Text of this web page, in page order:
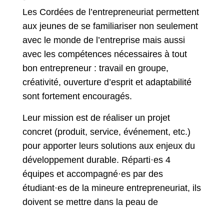
Les Cordées de l’entrepreneuriat permettent
aux jeunes de se familiariser non seulement
avec le monde de l’entreprise mais aussi
avec les compétences nécessaires à tout
bon entrepreneur : travail en groupe,
créativité, ouverture d’esprit et adaptabilité
sont fortement encouragés.
Leur mission est de réaliser un projet
concret (produit, service, événement, etc.)
pour apporter leurs solutions aux enjeux du
développement durable. Réparti·es 4
équipes et accompagné·es par des
étudiant·es de la mineure entrepreneuriat, ils
doivent se mettre dans la peau de